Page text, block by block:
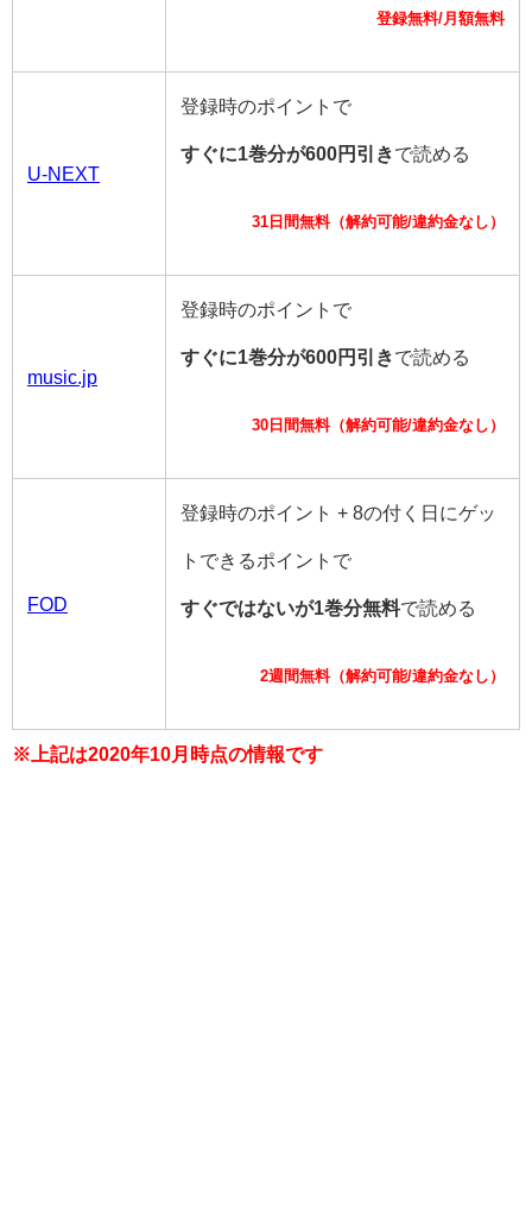
登録無料/月額無料
U-NEXT
登録時のポイントで
すぐに1巻分が600円引きで読める
31日間無料（解約可能/違約金なし）
music.jp
登録時のポイントで
すぐに1巻分が600円引きで読める
30日間無料（解約可能/違約金なし）
FOD
登録時のポイント + 8の付く日にゲッ
トできるポイントで
すぐではないが1巻分無料で読める
2週間無料（解約可能/違約金なし）
※上記は2020年10月時点の情報です